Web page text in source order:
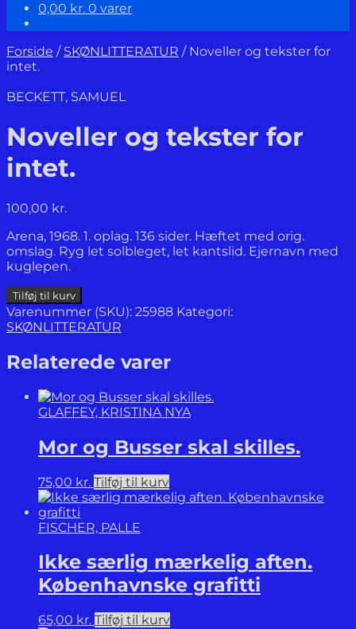
0,00 kr. 0 varer
Forside / SKØNLITTERATUR / Noveller og tekster for
intet.
BECKETT, SAMUEL
Noveller og tekster for
intet.
100,00 kr.
Arena, 1968. 1. oplag. 136 sider. Hæftet med orig.
omslag. Ryg let solbleget, let kantslid. Ejernavn med
kuglepen.
Noveller og
tekster
for
antal
Tilføj til kurv
Varenummer (SKU): 25988 Kategori:
SKØNLITTERATUR
Relaterede varer
GLAFFEY, KRISTINA NYA
Mor og Busser skal skilles.
75,00 kr. Tilføj til kurv
FISCHER, PALLE
Ikke særlig mærkelig aften.
Københavnske grafitti
65,00 kr. Tilføj til kurv